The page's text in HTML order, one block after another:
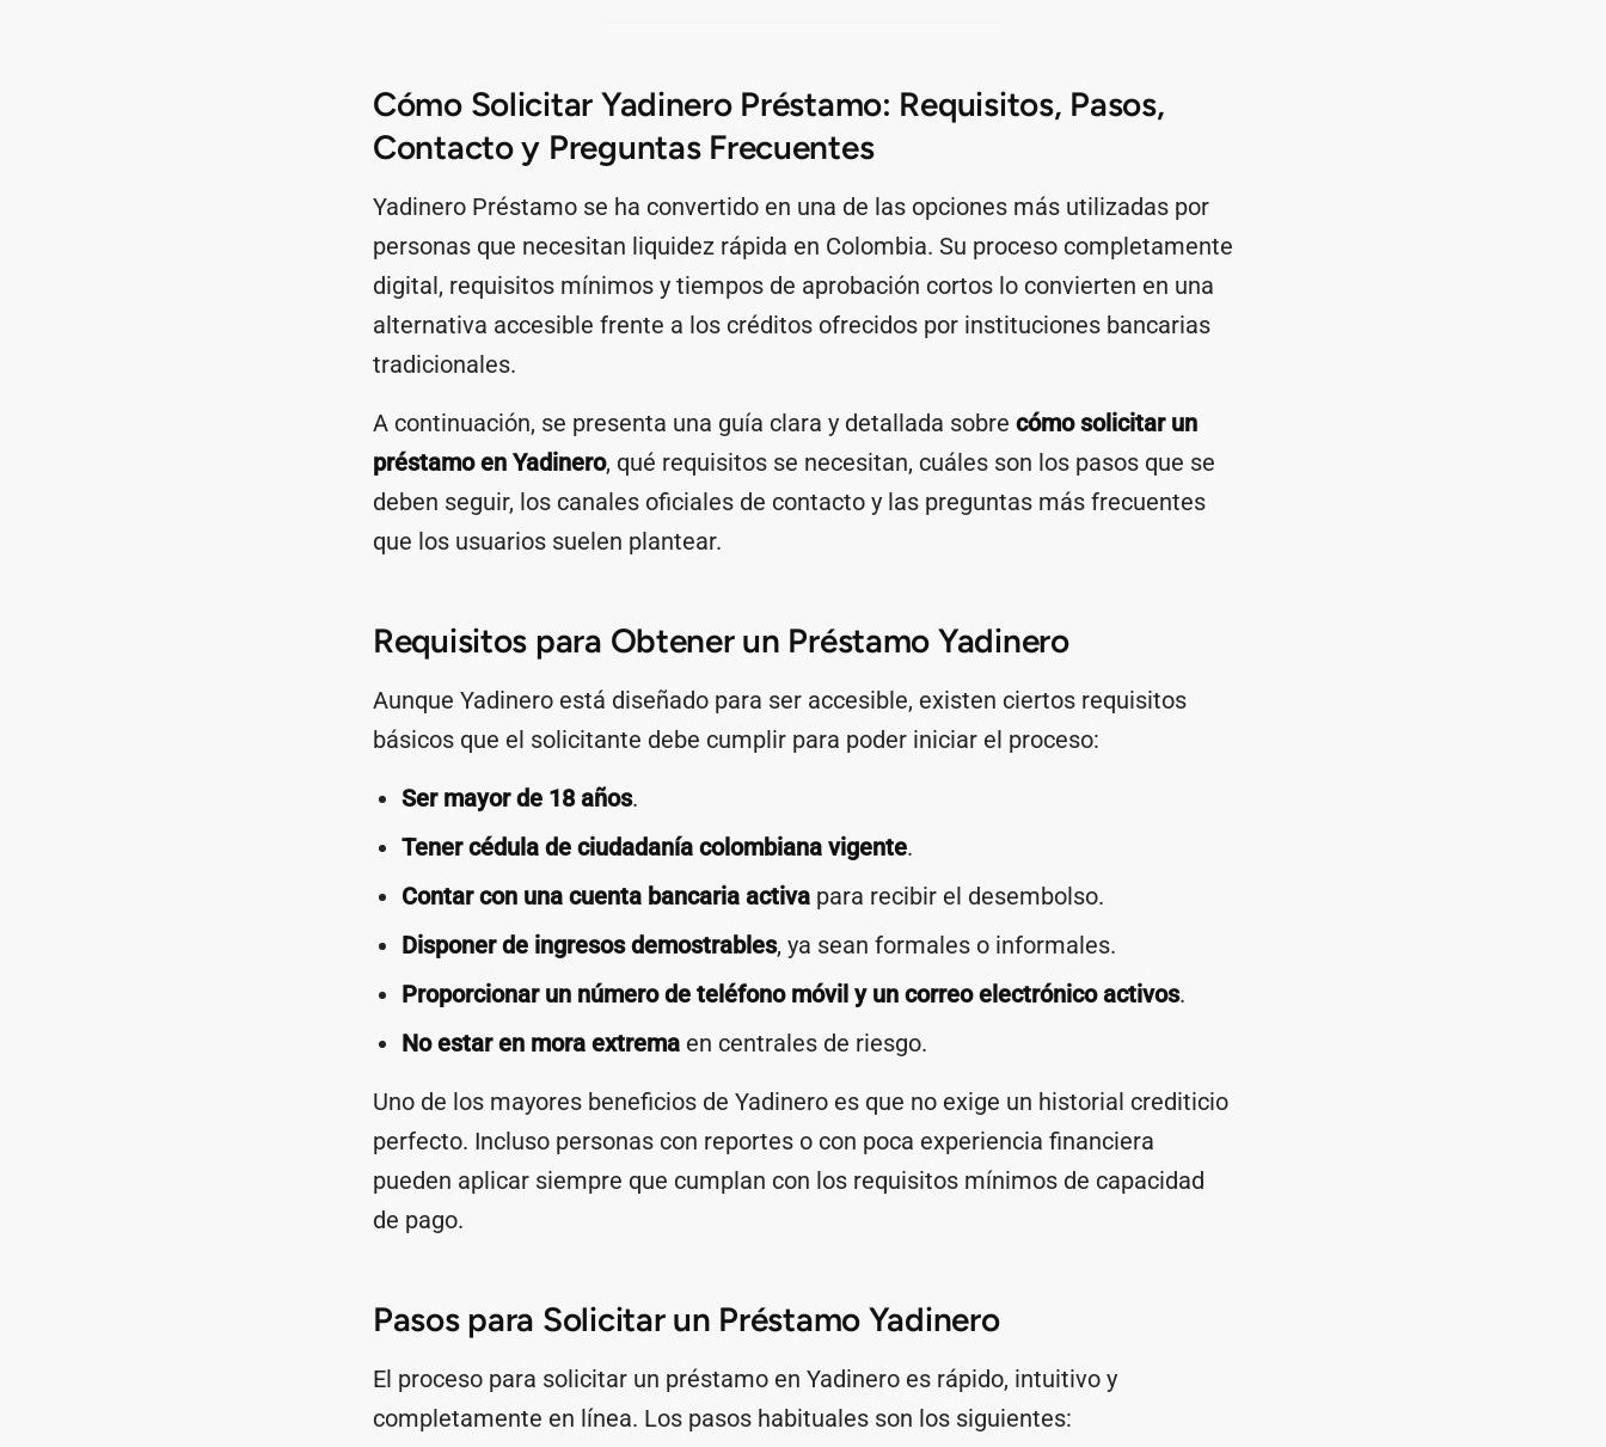
Cómo Solicitar Yadinero Préstamo: Requisitos, Pasos,
Contacto y Preguntas Frecuentes
Yadinero Préstamo se ha convertido en una de las opciones más utilizadas por
personas que necesitan liquidez rápida en Colombia. Su proceso completamente
digital, requisitos mínimos y tiempos de aprobación cortos lo convierten en una
alternativa accesible frente a los créditos ofrecidos por instituciones bancarias
tradicionales.
A continuación, se presenta una guía clara y detallada sobre cómo solicitar un
préstamo en Yadinero, qué requisitos se necesitan, cuáles son los pasos que se
deben seguir, los canales oficiales de contacto y las preguntas más frecuentes
que los usuarios suelen plantear.
Requisitos para Obtener un Préstamo Yadinero
Aunque Yadinero está diseñado para ser accesible, existen ciertos requisitos
básicos que el solicitante debe cumplir para poder iniciar el proceso:
Ser mayor de 18 años.
Tener cédula de ciudadanía colombiana vigente.
Contar con una cuenta bancaria activa para recibir el desembolso.
Disponer de ingresos demostrables, ya sean formales o informales.
Proporcionar un número de teléfono móvil y un correo electrónico activos.
No estar en mora extrema en centrales de riesgo.
Uno de los mayores beneficios de Yadinero es que no exige un historial crediticio
perfecto. Incluso personas con reportes o con poca experiencia financiera
pueden aplicar siempre que cumplan con los requisitos mínimos de capacidad
de pago.
Pasos para Solicitar un Préstamo Yadinero
El proceso para solicitar un préstamo en Yadinero es rápido, intuitivo y
completamente en línea. Los pasos habituales son los siguientes: